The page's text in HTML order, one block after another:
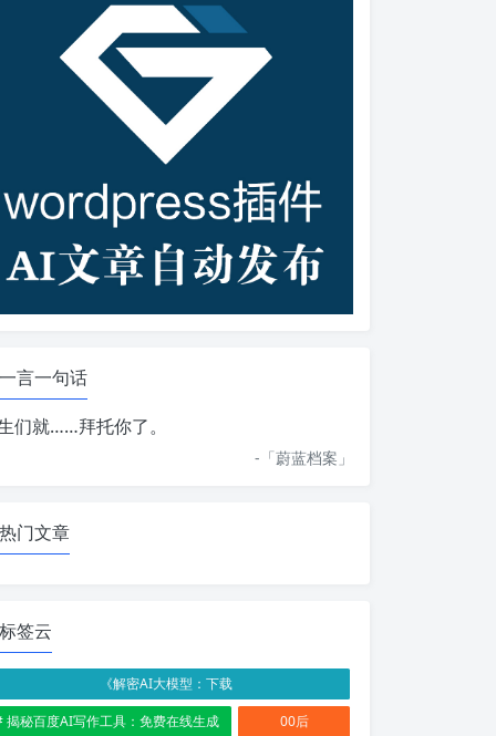
一言一句话
们就……拜托你了。
-「蔚蓝档案 」
热门文章
标签云
《解密AI大模型：下载
揭秘百度AI写作工具：免费在线生成
00后